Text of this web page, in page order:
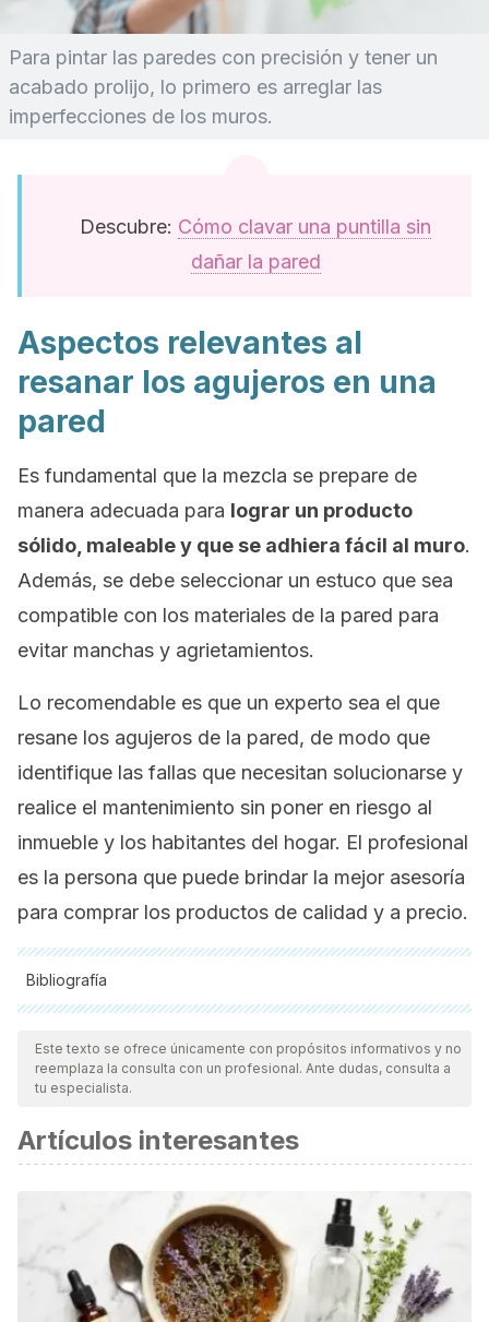
Para pintar las paredes con precisión y tener un
acabado prolijo, lo primero es arreglar las
imperfecciones de los muros.
Descubre: Cómo clavar una puntilla sin
dañar la pared
Aspectos relevantes al
resanar los agujeros en una
pared
Es fundamental que la mezcla se prepare de
manera adecuada para lograr un producto
sólido, maleable y que se adhiera fácil al muro.
Además, se debe seleccionar un estuco que sea
compatible con los materiales de la pared para
evitar manchas y agrietamientos.
Lo recomendable es que un experto sea el que
resane los agujeros de la pared, de modo que
identifique las fallas que necesitan solucionarse y
realice el mantenimiento sin poner en riesgo al
inmueble y los habitantes del hogar. El profesional
es la persona que puede brindar la mejor asesoría
para comprar los productos de calidad y a precio.
Bibliografía
Todas las fuentes citadas fueron revisadas a profundidad por
nuestro equipo, para asegurar su calidad, confiabilidad,
vigencia y validez.La bibliografía de este artículo fue
científica.
United States Gypsum Company. Manual de construcción
con yeso [Internet]. Estados Unidos: USG Corporation;
2000 [citado 04 de mayo de 2021]
Nolhier M. El yeso, un material apropiado para una
construcción barata [Internet]. Francia: (S.E); 1986 [citado
Este texto se ofrece únicamente con propósitos informativos y no
reemplaza la consulta con un profesional. Ante dudas, consulta a
tu especialista.
Artículos interesantes